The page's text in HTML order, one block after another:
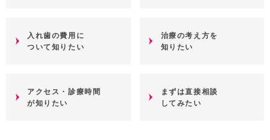
入れ歯の費用に
ついて知りたい
治療の考え方を
知りたい
アクセス・診療時間
が知りたい
まずは直接相談
してみたい